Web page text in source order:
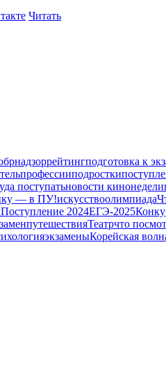
Читать
рейтингподготовка к
профессииподростки
поступатьновости кинонедели
— в ПУ!искусствоолимпиада
Поступление 2024ЕГЭ-2025
путешествияТеатрчто
экзаменыКорейская